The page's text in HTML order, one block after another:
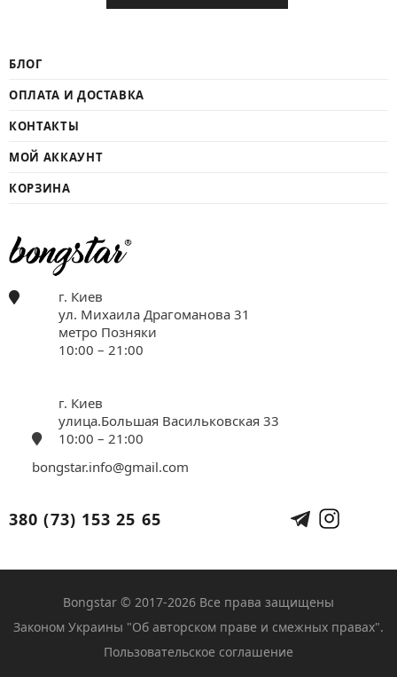
БЛОГ
ОПЛАТА И ДОСТАВКА
КОНТАКТЫ
МОЙ АККАУНТ
КОРЗИНА
г. Киев
ул. Михаила Драгоманова 31
метро Позняки
10:00 – 21:00
г. Киев
улица.Большая Васильковская 33
10:00 – 21:00
bongstar.info@gmail.com
380 (73) 153 25 65
Bongstar © 2017-2026 Все права защищены
Законом Украины "Об авторском праве и смежных правах".
Пользовательское соглашение